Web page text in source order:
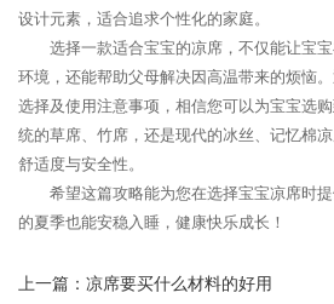
设计元素，适合追求个性化的家庭。
选择一款适合宝宝的凉席，不仅能让宝
环境，还能帮助父母解决因高温带来的烦恼
选择及使用注意事项，相信您可以为宝宝选
统的草席、竹席，还是现代的冰丝、记忆棉
舒适度与安全性。
希望这篇攻略能为您在选择宝宝凉席时
的夏季也能安稳入睡，健康快乐成长！
上一篇： 凉席要买什么材料的好用